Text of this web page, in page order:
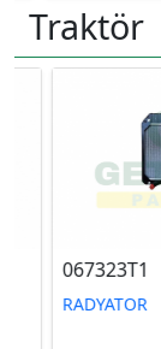
Traktör
067323T1
RADYATOR